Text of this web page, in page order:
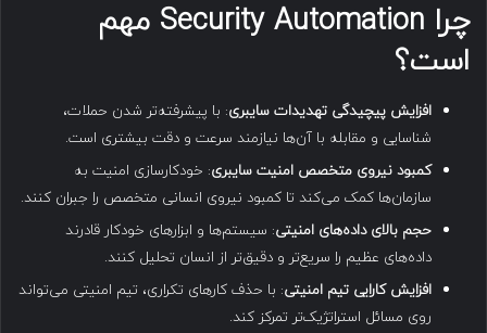
چرا
مهم
است؟
افزایش پیچیدگی تهدیدات سایبری: با پیشرفته‌تر شدن حملات،
شناسایی و مقابله با آن‌ها نیازمند سرعت و دقت بیشتری است.
کمبود نیروی متخصص امنیت سایبری: خودکارسازی امنیت به
سازمان‌ها کمک می‌کند تا کمبود نیروی انسانی متخصص را جبران کنند.
حجم بالای داده‌های امنیتی: سیستم‌ها و ابزارهای خودکار قادرند
داده‌های عظیم را سریع‌تر و دقیق‌تر از انسان تحلیل کنند.
افزایش کارایی تیم امنیتی: با حذف کارهای تکراری، تیم امنیتی می‌تواند
روی مسائل استراتژیک‌تر تمرکز کند.